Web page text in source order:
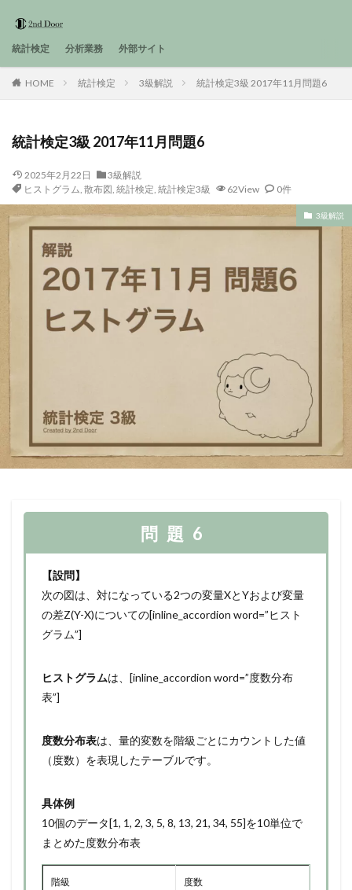
統計検定 分析業務 外部サイト
HOME 統計検定 3級解説 統計検定3級 2017年11月問題6
統計検定3級 2017年11月問題6
2025年2月22日
3級解説
ヒストグラム, 散布図, 統計検定, 統計検定3級 62View 0件
3級解説
問題6
【設問】
次の図は、対になっている2つの変量XとYおよび変量
の差Z(Y-X)についての[inline_accordion word=”ヒスト
グラム”]
ヒストグラムは、[inline_accordion word=”度数分布
表”]
度数分布表は、量的変数を階級ごとにカウントした値
（度数）を表現したテーブルです。
具体例
10個のデータ[1, 1, 2, 3, 5, 8, 13, 21, 34, 55]を10単位で
まとめた度数分布表
階級 度数